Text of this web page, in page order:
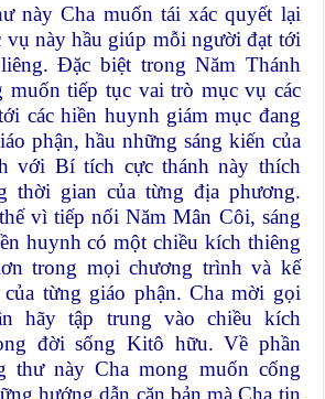
này Cha muốn tái xác quyết lại
vụ này hầu giúp mỗi người đạt tới
Đặc biệt trong Năm Thánh
muốn tiếp tục vai trò mục vụ các
các hiền huynh giám mục đang
phận, hầu những sáng kiến của
với Bí tích cực thánh này thích
thời gian của từng địa phương.
vì tiếp nối Năm Mân Côi, sáng
huynh có một chiều kích thiêng
trong mọi chương trình và kế
từng giáo phận. Cha mời gọi
hãy tập trung vào chiều kích
đời sống Kitô hữu. Về phần
thư này Cha mong muốn cống
hướng dẫn căn bản mà Cha tin